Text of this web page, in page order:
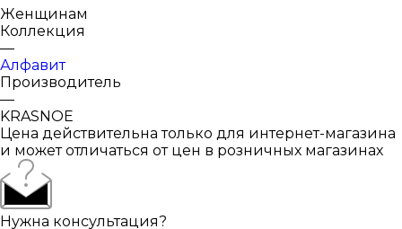
Женщинам
Коллекция
—
Алфавит
Производитель
—
KRASNOE
Цена действительна только для интернет-магазина
и может отличаться от цен в розничных магазинах
Нужна консультация?